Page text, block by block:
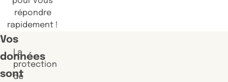
répondre
rapidement !
Vos
données
sont
La
protection
de